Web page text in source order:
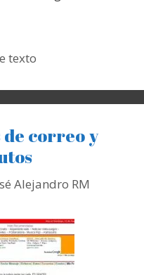
texto
de correo y
Alejandro RM